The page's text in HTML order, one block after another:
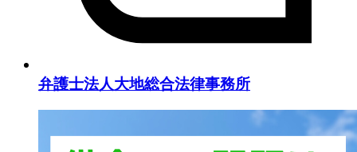
弁護士法人大地総合法律事務所